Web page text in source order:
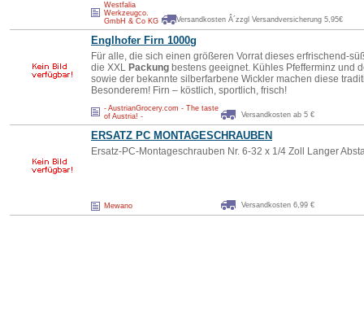
Westfalia
Werkzeugco.
GmbH & Co KG
Versandkosten Â´zzgl Versandversicherung 5,95€
Englhofer Firn 1000g
Für alle, die sich einen größeren Vorrat dieses erfrischend-
die XXL Packung bestens geeignet. Kühles Pfefferminz und
sowie der bekannte silberfarbene Wickler machen diese
Besonderem! Firn – köstlich, sportlich, frisch!
- AustrianGrocery.com - The taste
of Austria! -
Versandkosten ab 5 €
ERSATZ PC MONTAGESCHRAUBEN
Ersatz-PC-Montageschrauben Nr. 6-32 x 1/4 Zoll Langer
Mewano Versandkosten 6,99 €